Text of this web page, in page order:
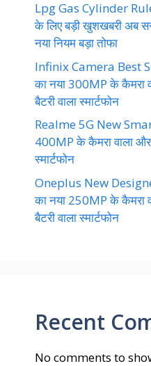
Lpg Gas Cylinder
के लिए बड़ी खुशखबरी अब
नया नियम बड़ा तोफा
Infinix Camera Best
का नया 300MP के कैमरा
बैटरी वाला स्मार्टफोन
Realme 5G New
400MP के कैमरा वाला
स्मार्टफोन
Oneplus New
का नया 250MP के कैमरा
बैटरी वाला स्मार्टफोन
Recent
No comments to